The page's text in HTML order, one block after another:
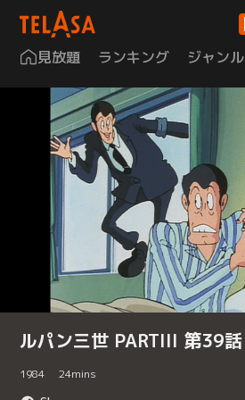
見放題 ランキング ジャンル
ルパン三世 PARTIII 第39話
1984 24mins